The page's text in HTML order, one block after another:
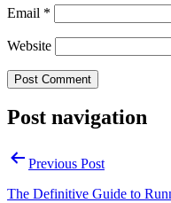
Email *
Website
Post navigation
Previous Post
The Definitive Guide to